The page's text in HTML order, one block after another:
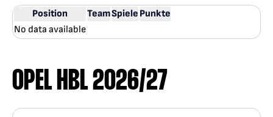
Position TeamSpiele Punkte
No data available
OPEL HBL 2026/27